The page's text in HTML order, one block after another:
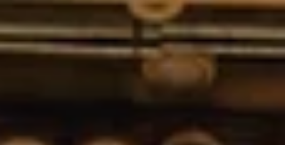
précautions pour protéger votre peau des
agressions solaires et de la chaleur.
naturelle adaptée aux besoins spécifiques